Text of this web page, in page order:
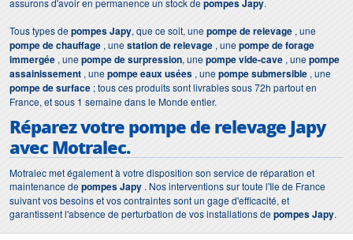
assurons d'avoir en permanence un stock depompes Japy.
Tous types depompes Japy, que ce soit, unepompe de relevage , une
pompe de chauffage , unestation de relevage , unepompe de forage
immergée , unepompe de surpression, unepompe vide-cave , unepompe
assainissement , unepompe eaux usées , unepompe submersible , une
pompe de surface ; tous ces produits sont livrables sous 72h partout en
France, et sous 1 semaine dans le Monde entier.
Réparez votre pompe de relevage Japy
avec Motralec.
Motralec met également à votre disposition son service de réparation et
maintenance depompes Japy . Nos interventions sur toute l'Ile de France
suivant vos besoins et vos contraintes sont un gage d'efficacité, et
garantissent l'absence de perturbation de vos installations depompes Japy.